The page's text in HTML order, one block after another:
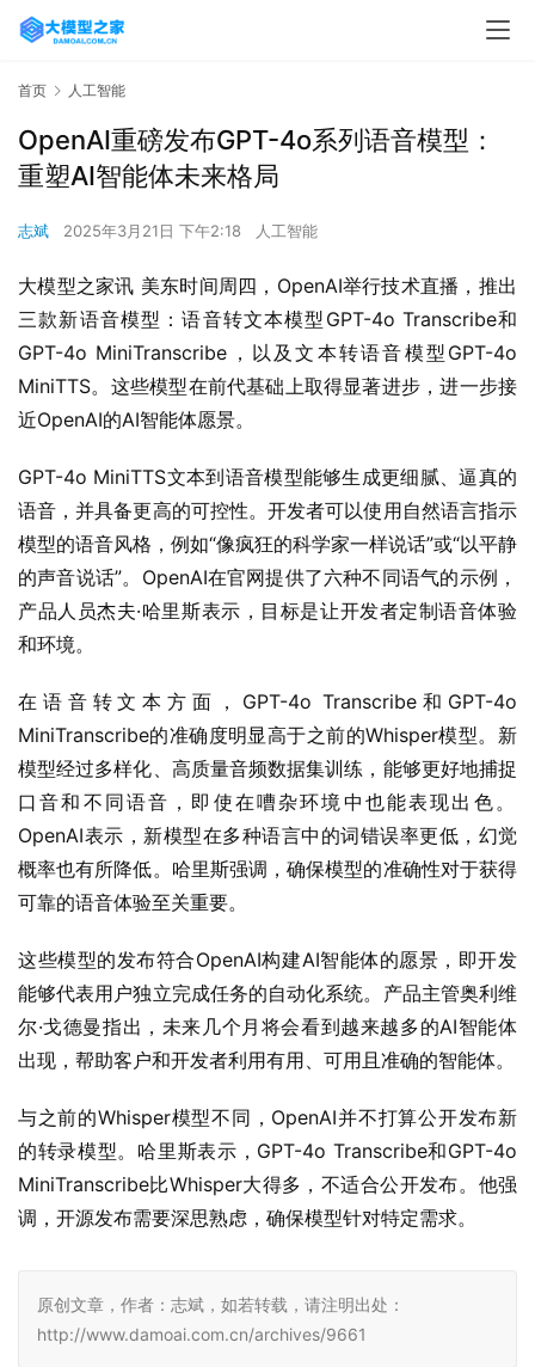
首页 人工智能
OpenAI重磅发布GPT-4o系列语音模型：
重塑AI智能体未来格局
志斌 2025年3月21日 下午2:18 人工智能
大模型之家讯 美东时间周四，OpenAI举行技术直播，推出
三款新语音模型：语音转文本模型GPT-4o Transcribe和
GPT-4o MiniTranscribe，以及文本转语音模型GPT-4o
MiniTTS。​这些模型在前代基础上取得显著进步，进一步接
近OpenAI的AI智能体愿景。​
GPT-4o MiniTTS文本到语音模型能够生成更细腻、逼真的
语音，并具备更高的可控性。​开发者可以使用自然语言指示
模型的语音风格，例如“像疯狂的科学家一样说话”或“以平静
的声音说话”。​OpenAI在官网提供了六种不同语气的示例，
产品人员杰夫·哈里斯表示，目标是让开发者定制语音体验
和环境。​
在语音转文本方面，GPT-4o Transcribe和GPT-4o
MiniTranscribe的准确度明显高于之前的Whisper模型。​新
模型经过多样化、高质量音频数据集训练，能够更好地捕捉
口音和不同语音，即使在嘈杂环境中也能表现出色。​
OpenAI表示，新模型在多种语言中的词错误率更低，幻觉
概率也有所降低。​哈里斯强调，确保模型的准确性对于获得
可靠的语音体验至关重要。​
这些模型的发布符合OpenAI构建AI智能体的愿景，即开发
能够代表用户独立完成任务的自动化系统。​产品主管奥利维
尔·戈德曼指出，未来几个月将会看到越来越多的AI智能体
出现，帮助客户和开发者利用有用、可用且准确的智能体。​
与之前的Whisper模型不同，OpenAI并不打算公开发布新
的转录模型。​哈里斯表示，GPT-4o Transcribe和GPT-4o
MiniTranscribe比Whisper大得多，不适合公开发布。​他强
调，开源发布需要深思熟虑，确保模型针对特定需求。
原创文章，作者：志斌，如若转载，请注明出处：
http://www.damoai.com.cn/archives/9661